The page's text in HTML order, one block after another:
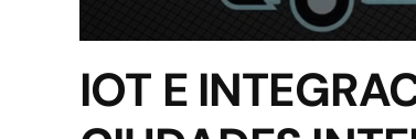
IOT E